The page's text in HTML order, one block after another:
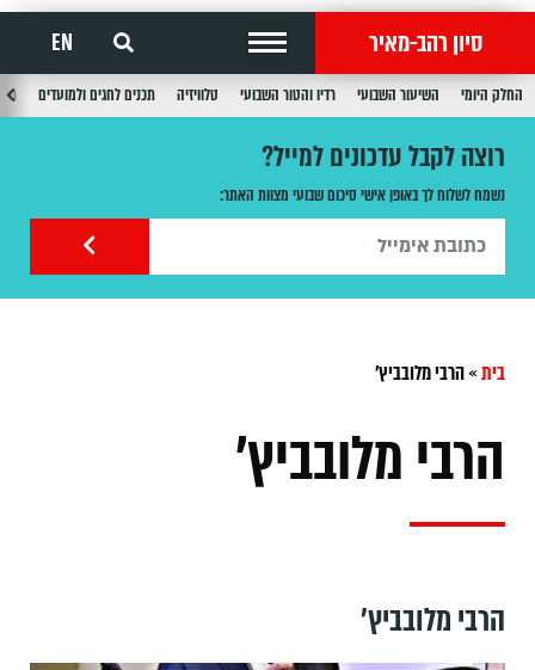
סיון רהב-מאיר EN
החלק היומי השיעור השבועי רדיו והטור השבועי טלוויזיה תכנים לחגים ולמועדים
רוצה לקבל עדכונים למייל?
נשמח לשלוח לך באופן אישי סיכום שבועי מצוות האתר:
בית»הרבי מלובביץ'
הרבי מלובביץ'
הרבי מלובביץ'